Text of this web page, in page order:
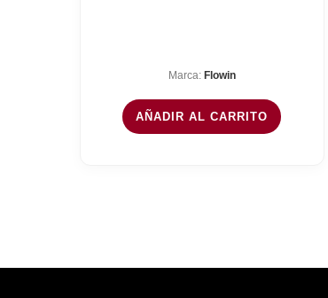
Marca: Flowin
AÑADIR AL CARRITO